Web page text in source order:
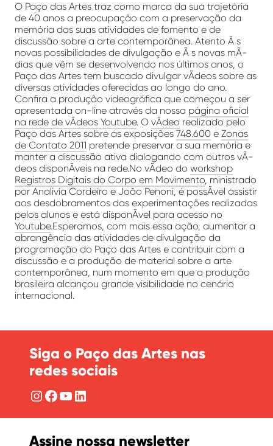
O Paço das Artes traz como marca da sua trajetória
de 40 anos a preocupação com a preservação da
memória das suas atividades de fomento e de
discussão sobre a arte contemporânea. Atento Ã s
novas possibilidades de divulgação e Ã s novas mÃ­
dias que vêm se desenvolvendo nos últimos anos, o
Paço das Artes tem buscado divulgar vÃ­deos sobre as
diversas atividades oferecidas ao longo do ano.
Confira a produção videográfica que começou a ser
apresentada on-line através da nossa página oficial
na rede de vÃ­deos Youtube. O vÃ­deo realizado pelo
Paço das Artes sobre as exposições 748.600 e Zonas
de Contato 2011 pretende preservar a sua memória e
manter a discussão ativa dialogando com outros vÃ­
deos disponÃ­veis na rede.No vÃ­deo do workshop
Registros Digitais do Corpo em Movimento, ministrado
por Analivia Cordeiro e João Penoni, é possÃ­vel assistir
aos desdobramentos das experimentações realizadas
pelos alunos e está disponÃ­vel para acesso no
Youtube.Esperamos, com mais essa ação, aumentar a
abrangência das atividades de divulgação da
programação do Paço das Artes e contribuir com a
discussão e a produção de material sobre a arte
contemporânea, num momento em que a produção
brasileira alcançou grande visibilidade no cenário
internacional.
Siga o Paço das Artes nas
redes sociais
Instagram
Facebook
YouTube
LinkedIn
Assine nossa newsletter